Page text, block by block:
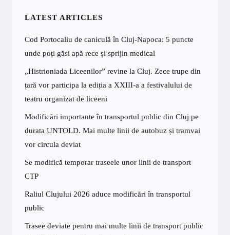
LATEST ARTICLES
Cod Portocaliu de caniculă în Cluj-Napoca: 5 puncte
unde poți găsi apă rece și sprijin medical
„Histrioniada Liceenilor” revine la Cluj. Zece trupe din
țară vor participa la ediția a XXIII-a a festivalului de
teatru organizat de liceeni
Modificări importante în transportul public din Cluj pe
durata UNTOLD. Mai multe linii de autobuz și tramvai
vor circula deviat
Se modifică temporar traseele unor linii de transport
CTP
Raliul Clujului 2026 aduce modificări în transportul
public
Trasee deviate pentru mai multe linii de transport public